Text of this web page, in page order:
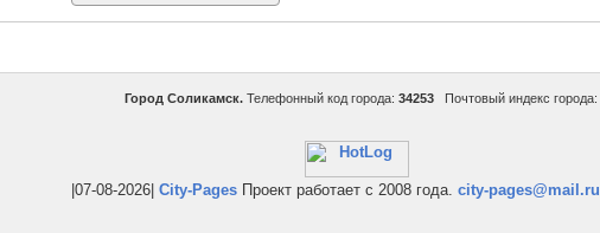
Город Соликамск. Телефонный код города: 34253 Почтовый индекс города:
|07-08-2026| City-Pages Проект работает с 2008 года. city-pages@mail.ru